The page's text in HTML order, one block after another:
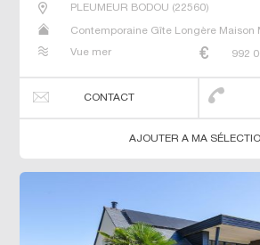
PLEUMEUR BODOU (22560)
Contemporaine Gîte Longère Maison
Vue mer
992
CONTACT
AJOUTER A MA